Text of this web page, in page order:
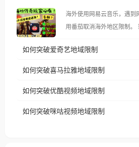
像其他音乐平台一样，出现
仅能在中国大陆地区播放。 遇到这个问题的朋友们，
使用番茄回国加速器，即可
台湾、美国、加拿大、澳大
权限制所困扰。
海外使用网易云音乐，遇到
用番茄取消海外地区限制。 当在海外打开网易云音
播放”的提示语。 海外用户如香港、澳门、台湾、美
国、加拿大、澳大利亚、欧
制问题，且仅能在中国大陆地区播放。
户收听网易云音乐地区版权
如何突破爱奇艺地域限制
如何突破喜马拉雅地域限制
如何突破优酷视频地域限制
如何突破咪咕视频地域限制